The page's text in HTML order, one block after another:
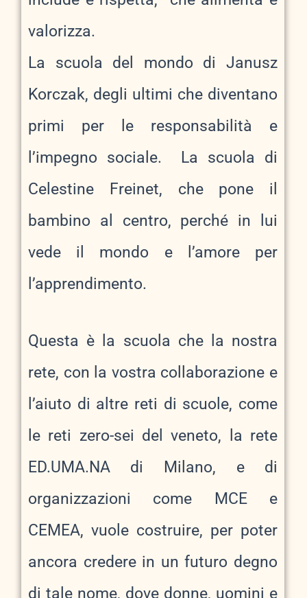
valorizza.
La scuola del mondo di Janusz
Korczak, degli ultimi che diventano
primi per le responsabilità e
l’impegno sociale. La scuola di
Celestine Freinet, che pone il
bambino al centro, perché in lui
vede il mondo e l’amore per
l’apprendimento.
Questa è la scuola che la nostra
rete, con la vostra collaborazione e
l’aiuto di altre reti di scuole, come
le reti zero-sei del veneto, la rete
ED.UMA.NA di Milano, e di
organizzazioni come MCE e
CEMEA, vuole costruire, per poter
ancora credere in un futuro degno
di tale nome, dove donne, uomini e